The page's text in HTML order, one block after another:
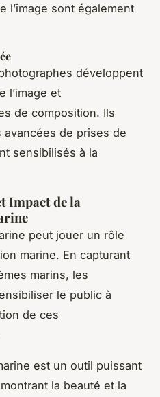
l’image sont également
développent
l’image et
de composition. Ils
de prises de
sensibilisés à la
Impact de la
peut jouer un rôle
marine. En capturant
marins, les
le public à
de ces
est un outil puissant
la beauté et la